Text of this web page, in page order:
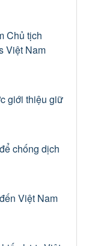
Chủ tịch
Việt Nam
giới thiệu giữ
chống dịch
Việt Nam